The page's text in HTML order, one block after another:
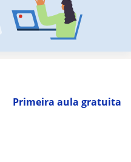
Primeira aula gratuita